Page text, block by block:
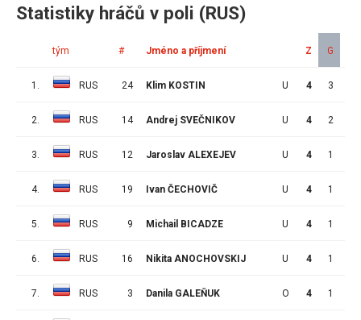
Statistiky hráčů v poli (RUS)
tým # Jméno a příjmení Z G
1. RUS 24 Klim KOSTIN U 4 3
2. RUS 14 Andrej SVEČNIKOV U 4 2
3. RUS 12 Jaroslav ALEXEJEV U 4 1
4. RUS 19 Ivan ČECHOVIČ U 4 1
5. RUS 9 Michail BICADZE U 4 1
6. RUS 16 Nikita ANOCHOVSKIJ U 4 1
7. RUS 3 Danila GALEŇUK O 4 1